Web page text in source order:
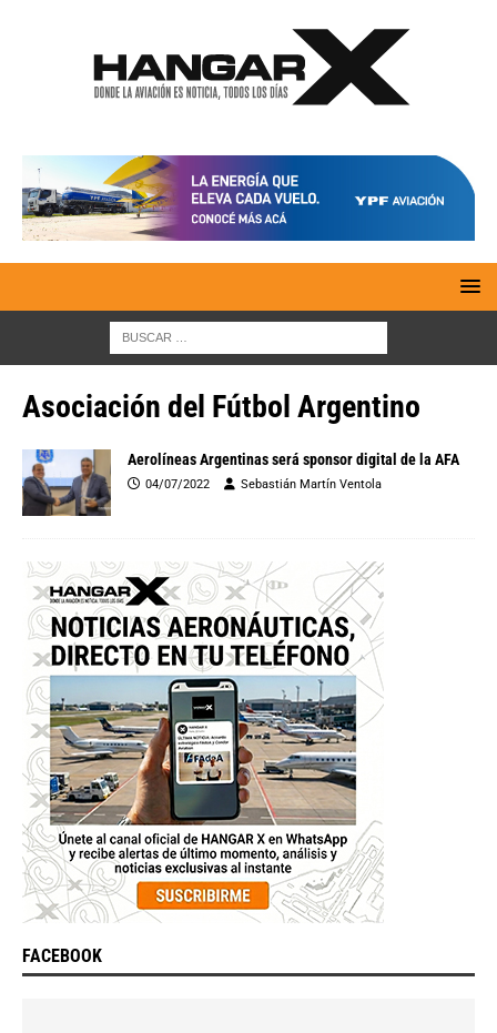
Asociación del Fútbol Argentino
Aerolíneas Argentinas será sponsor digital de la AFA
04/07/2022 Sebastián Martín Ventola
FACEBOOK